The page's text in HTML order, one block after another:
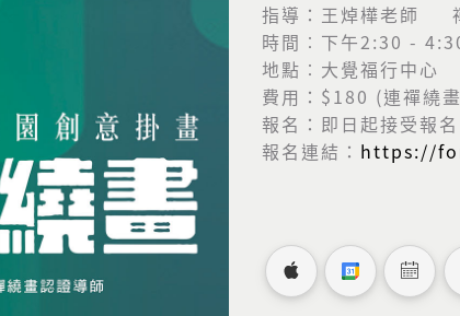
指導：王焯樺老師
時間︰下午2:30 -
地點︰大覺福行中心
費用：$180 (連禪繞
報名：即日起接受報
報名連結： https://